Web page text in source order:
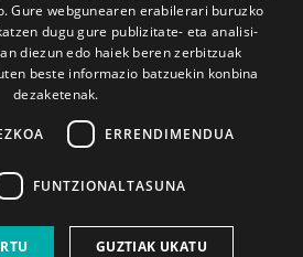
2026ko mar. 1a
Gure webgunearen erabilerari buruzko
dugu gure publizitate- eta analisi-
diezun edo haiek beren zerbitzuak
beste informazio batzuekin konbina
dezaketenak.
ERRENDIMENDUA
FUNTZIONALTASUNA
GUZTIAK UKATU